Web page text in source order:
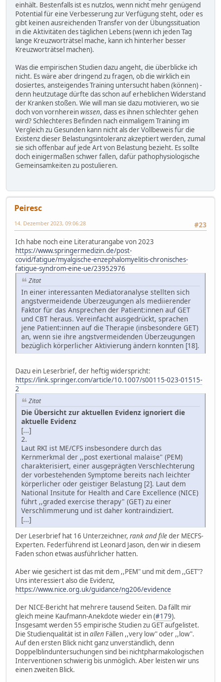
einhält. Bestenfalls ist es nutzlos, wenn nicht mehr genügend
Potential für eine Verbesserung zur Verfügung steht, oder es
gibt keinen ausreichenden Transfer von der Übungssituation
in die Aktivitäten des täglichen Lebens (wenn ich jeden Tag
lange Kreuzworträtsel mache, kann ich hinterher besser
Kreuzworträtsel machen).
Was die empirischen Studien dazu angeht, die überblicke ich
nicht. Es wäre aber dringend zu fragen, ob die wirklich ein
dosiertes, ansteigendes Training untersucht haben (können) -
denn heutzutage dürfte das schon auf erheblichen Widerstand
der Kranken stoßen. Wie will man sie dazu motivieren, wo sie
doch von vornhereinwissen, dass es ihnen schlechter gehen
wird? Schlechteres Befinden nach einmaligem Training im
Vergleich zu Gesunden kann nicht als der Vollbeweis für die
Existenz dieser Belastungsintoleranz akzeptiert werden, zumal
sie sich offenbar auf jede Art von Belastung bezieht. Es sollte
doch einigermaßen schwer fallen, dafür pathophysiologische
Gemeinsamkeiten zu postulieren.
Peiresc
#23
14. Dezember 2023, 09:06:28
Ich habe noch eine Literaturangabe von 2023
https://www.springermedizin.de/post-
covid/fatigue/myalgische-enzephalomyelitis-chronisches-
fatigue-syndrom-eine-ue/23952976
Zitat
In einer interessanten Mediatoranalyse stellten sich
angstvermeidende Überzeugungen als mediierender
Faktor für das Ansprechen der Patient:innen auf GET
und CBT heraus. Vereinfacht ausgedrückt, sprachen
jene Patient:innen auf die Therapie (insbesondere GET)
an, wenn sie ihre angstvermeidenden Überzeugungen
bezüglich körperlicher Aktivierung ändern konnten [18].
Dazu ein Leserbrief, der heftig widerspricht:
https://link.springer.com/article/10.1007/s00115-023-01515-
2
Zitat
Die Übersicht zur aktuellen Evidenz ignoriert die
aktuelle Evidenz
[...]
2.
Laut RKI ist ME/CFS insbesondere durch das
Kernmerkmal der ,,post exertional malaise" (PEM)
charakterisiert, einer ausgeprägten Verschlechterung
der vorbestehenden Symptome bereits nach leichter
körperlicher oder geistiger Belastung [2]. Laut dem
National Insitute for Health and Care Excellence (NICE)
führt ,,graded exercise therapy" (GET) zu einer
Verschlimmerung und ist daher kontraindiziert.
[...]
Der Leserbrief hat 16 Unterzeichner, rank and fileder MECFS-
Experten. Federführend ist Leonard Jason, den wir in diesem
Faden schon etwas ausführlicher hatten.
Aber wie gesichert ist das mit dem ,,PEM" und mit dem ,,GET"?
Uns interessiert also die Evidenz,
https://www.nice.org.uk/guidance/ng206/evidence
Der NICE-Bericht hat mehrere tausend Seiten. Da fällt mir
gleich meine Kaufmann-Anekdote wieder ein (#179).
Insgesamt werden 55 empirische Studien zu GET aufgelistet.
Die Studienqualität ist inallen Fällen ,,very low" oder ,,low".
Auf den ersten Blick nicht ganz unverständlich, denn
Doppelblinduntersuchungen sind bei nichtpharmakologischen
Interventionen schwierig bis unmöglich. Aber leisten wir uns
einen zweiten Blick.